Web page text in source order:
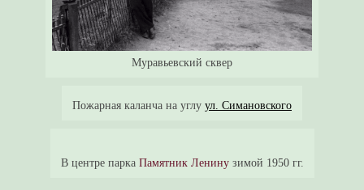
Муравьевский сквер
Пожарная каланча на углу ул. Симановского
В центре парка Памятник Ленинузимой 1950 гг.